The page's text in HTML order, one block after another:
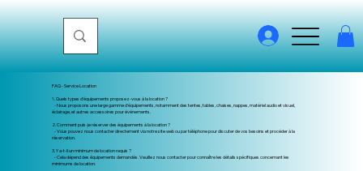
FAQ - Service Location
1. Quels types d'équipements proposez-vous à la location ?
- Nous proposons une large gamme d'équipements, notamment des tentes, tables, chaises, nappes, matériel audio et visuel,
éclairage, et autres accessoires pour événements.
2. Comment puis-je réserver des équipements à la location ?
- Vous pouvez nous contacter directement via notre site web ou par téléphone pour discuter de vos besoins et procéder à la
réservation.
3. Y a-t-il un minimum de location requis ?
- Cela dépend des équipements demandés. Veuillez nous contacter pour connaître les détails spécifiques concernant les
minimums de location.